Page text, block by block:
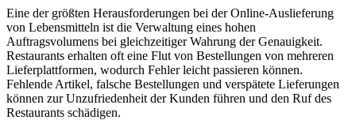
Eine der größten Herausforderungen bei der Online-Auslieferung
von Lebensmitteln ist die Verwaltung eines hohen
Auftragsvolumens bei gleichzeitiger Wahrung der Genauigkeit.
Restaurants erhalten oft eine Flut von Bestellungen von mehreren
Lieferplattformen, wodurch Fehler leicht passieren können.
Fehlende Artikel, falsche Bestellungen und verspätete Lieferungen
können zur Unzufriedenheit der Kunden führen und den Ruf des
Restaurants schädigen.